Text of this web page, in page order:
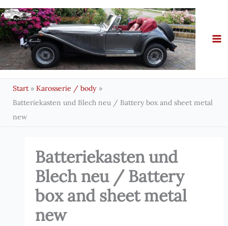
Zum
Inhalt
springen
Start
Karosserie / body
Batteriekasten und Blech neu / Battery box and sheet metal
new
Batteriekasten und
Blech neu / Battery
box and sheet metal
new